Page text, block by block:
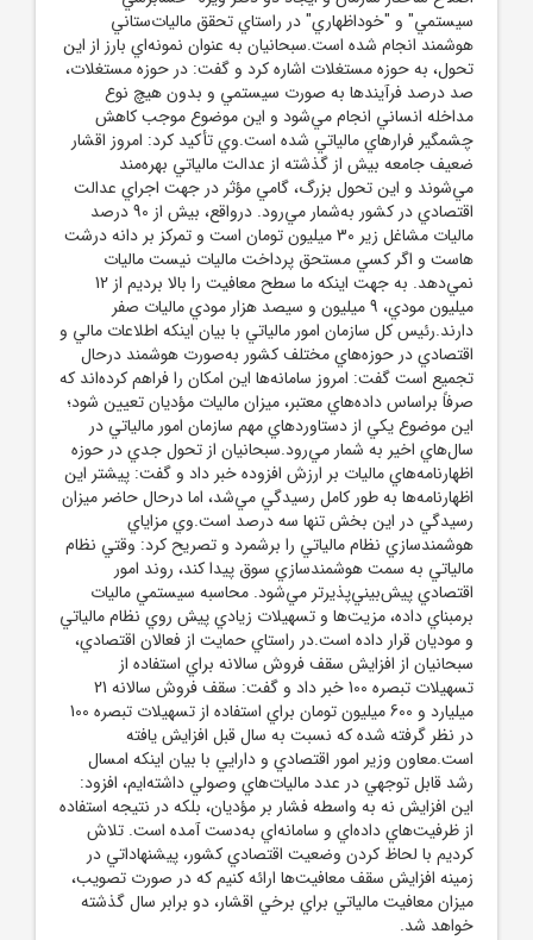
سيستمي" و "خوداظهاري" در راستاي تحقق ماليات‌ستاني
هوشمند انجام شده است.سبحانيان به عنوان نمونه‌اي بارز از اين
تحول، به حوزه مستغلات اشاره کرد و گفت: در حوزه مستغلات،
صد درصد فرآيندها به صورت سيستمي و بدون هيچ نوع
مداخله انساني انجام مي‌شود و اين موضوع موجب کاهش
چشمگير فرارهاي مالياتي شده است.وي تأکيد کرد: امروز اقشار
ضعيف جامعه بيش از گذشته از عدالت مالياتي بهره‌مند
مي‌شوند و اين تحول بزرگ، گامي مؤثر در جهت اجراي عدالت
اقتصادي در کشور به‌شمار مي‌رود. درواقع، بيش از 90 درصد
ماليات مشاغل زير 30 ميليون تومان است و تمرکز بر دانه درشت
هاست و اگر کسي مستحق پرداخت ماليات نيست ماليات
نمي‌دهد. به جهت اينکه ما سطح معافيت را بالا برديم از 12
ميليون مودي، 9 ميليون و سيصد هزار مودي ماليات صفر
دارند.رئيس کل سازمان امور مالياتي با بيان اينکه اطلاعات مالي و
اقتصادي در حوزه‌هاي مختلف کشور به‌صورت هوشمند درحال
تجميع است گفت: امروز سامانه‌ها اين امکان را فراهم کرده‌اند که
صرفاً براساس داده‌هاي معتبر، ميزان ماليات مؤديان تعيين شود؛
اين موضوع يکي از دستاوردهاي مهم سازمان امور مالياتي در
سال‌هاي اخير به شمار مي‌رود.سبحانيان از تحول جدي در حوزه
اظهارنامه‌هاي ماليات بر ارزش افزوده خبر داد و گفت: پيشتر اين
اظهارنامه‌ها به طور کامل رسيدگي مي‌شد، اما درحال حاضر ميزان
رسيدگي در اين بخش تنها سه درصد است.وي مزاياي
هوشمندسازي نظام مالياتي را برشمرد و تصريح کرد: وقتي نظام
مالياتي به سمت هوشمندسازي سوق پيدا کند، روند امور
اقتصادي پيش‌بيني‌پذيرتر مي‌شود. محاسبه سيستمي ماليات
برمبناي داده، مزيت‌ها و تسهيلات زيادي پيش روي نظام مالياتي
و موديان قرار داده است.در راستاي حمايت از فعالان اقتصادي،
سبحانيان از افزايش سقف فروش سالانه براي استفاده از
تسهيلات تبصره 100 خبر داد و گفت: سقف فروش سالانه 21
ميليارد و 600 ميليون تومان براي استفاده از تسهيلات تبصره 100
در نظر گرفته شده که نسبت به سال قبل افزايش يافته
است.معاون وزير امور اقتصادي و دارايي با بيان اينکه امسال
رشد قابل توجهي در عدد ماليات‌هاي وصولي داشته‌ايم، افزود:
اين افزايش نه به واسطه فشار بر مؤديان، بلکه در نتيجه استفاده
از ظرفيت‌هاي داده‌اي و سامانه‌اي به‌دست آمده است. تلاش
کرديم با لحاظ کردن وضعيت اقتصادي کشور، پيشنهاداتي در
زمينه افزايش سقف معافيت‌ها ارائه کنيم که در صورت تصويب،
ميزان معافيت مالياتي براي برخي اقشار، دو برابر سال گذشته
خواهد شد.